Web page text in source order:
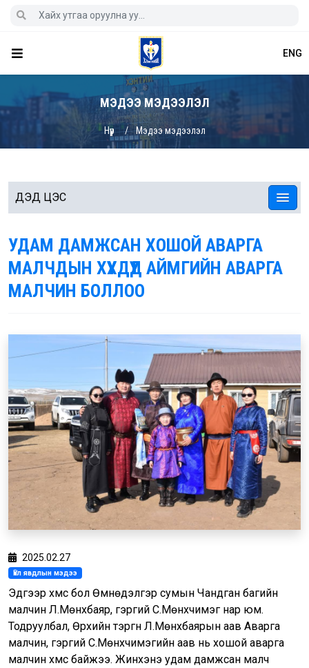
ENG
МЭДЭЭ МЭДЭЭЛЭЛ
Нүүр Мэдээ мэдээлэл
ДЭД ЦЭС
УДАМ ДАМЖСАН ХОШОЙ АВАРГА
МАЛЧДЫН ХҮҮХДҮҮД АЙМГИЙН АВАРГА
МАЛЧИН БОЛЛОО
2025.02.27
Үйл явдлын мэдээ
Эдгээр хүмүүс бол Өмнөдэлгэр сумын Чандган багийн
малчин Л.Мөнхбаяр, гэргий С.Мөнхчимэг нар юм.
Тодруулбал, Өрхийн тэргүүн Л.Мөнхбаярын аав Аварга
малчин, гэргий С.Мөнхчимэгийн аав нь хошой аварга
малчин хүмүүс байжээ. Жинхэнэ удам дамжсан малч